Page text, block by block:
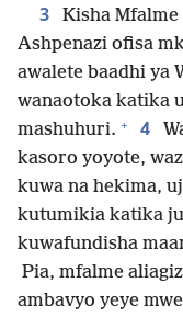
3
Kisha Mfalme
Ashpenazi ofisa
awalete baadhi ya
wanaotoka katika
mashuhuri. + 4
kasoro yoyote,
kuwa na hekima,
kutumikia katika
kuwafundisha
Pia, mfalme
ambavyo yeye